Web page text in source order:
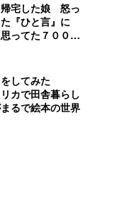
帰宅した娘 怒っ
『ひと言』に
思ってた７００倍
してみた
カで田舎暮らし
るで絵本の世界